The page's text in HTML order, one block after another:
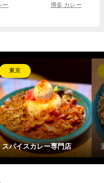
ー
博多 カレー
東京
スパイスカレー専門店